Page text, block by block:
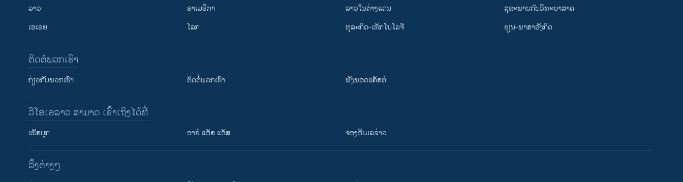
ຕິດຕາມພວກເຮົາ ທີ່
ລາວ
ເອເຊຍ
ອາເມຣິກາ
ໂລກ
ລາວໃນຕ່າງແດນ
ທຸລະກິດ-ເທັກໂນໂລຈີ
ສຸຂະພາບກັບວິທະຍາສາດ
ຮຽນ-ພາສາອັງກິດ
ຕິດຕໍ່ພວກເຮົາ
ກ່ຽວກັບພວກເຮົາ ຕິດຕໍ່ພວກເຮົາ ຟັງພອດແຄັສຕ໌
ວີໂອເອລາວ ສາມາດ ເຂົ້າເຖິງໄດ້ທີ່
ເຟັສບຸກ ອາຣ໌ ແອັສ ແອັສ ຈອງອີເມລຂ່າວ
​ລິ້ງ​ຕ່າງໆ